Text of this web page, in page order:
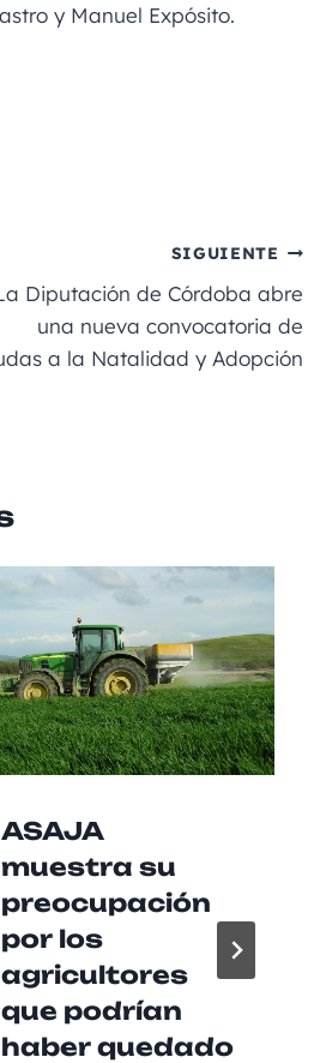
y Manuel Expósito.
SIGUIENTE
Diputación de Córdoba abre
una nueva convocatoria de
a la Natalidad y Adopción
ASAJA
muestra su
preocupación
por los
agricultores
que podrían
haber quedado